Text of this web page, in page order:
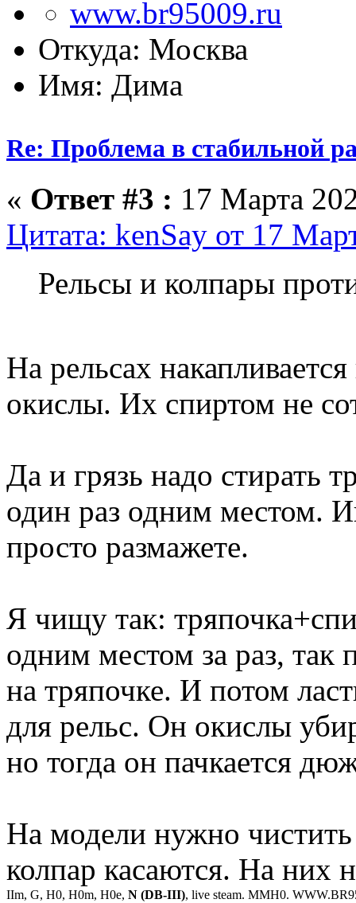
Откуда: Москва
Имя: Дима
Re: Проблема в стабильной
« Ответ #3 : 17 Марта
Цитата: kenSay от 17
Рельсы и колпары
На рельсах
окислы. Их спиртом не
Да и грязь надо стирать
один раз одним местом.
просто размажете.
Я чищу так:
одним местом за раз, так
на тряпочке. И потом
для рельс. Он окислы
но тогда он пачкается
На модели нужно
колпар касаются. На них
IIm, G, H0, H0m, H0e, N (DB-III), live steam. MMH0.